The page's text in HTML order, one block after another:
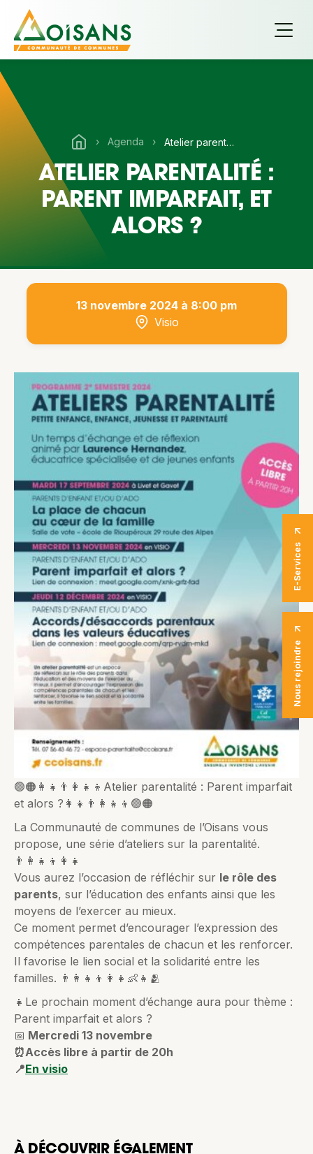
E-Services
Nous rejoindre
› Agenda › Atelier parentalité : Parent imparfait, et alors ?
ATELIER PARENTALITÉ :
PARENT IMPARFAIT, ET
ALORS ?
13 novembre 2024 à 8:00 pm
Visio
🟢🟠👩‍👧👨‍👩‍👧‍👦Atelier parentalité : Parent imparfait
et alors ?👩‍👧👨‍👩‍👧‍👦🟢🟠
La Communauté de communes de l’Oisans vous
propose, une série d’ateliers sur la parentalité.
👨‍👩‍👧‍👦👩‍👧
Vous aurez l’occasion de réfléchir sur le rôle des
parents, sur l’éducation des enfants ainsi que les
moyens de l’exercer au mieux.
Ce moment permet d’encourager l’expression des
compétences parentales de chacun et les renforcer.
Il favorise le lien social et la solidarité entre les
familles. 👨‍👩‍👧‍👦👩‍👧👶👧🫂
👧Le prochain moment d’échange aura pour thème :
Parent imparfait et alors ?
📅 Mercredi 13 novembre
⏰Accès libre à partir de 20h
📍En visio
À DÉCOUVRIR ÉGALEMENT